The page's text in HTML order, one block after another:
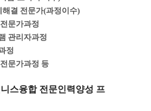
결 전문가(과정이수)
문가과정
관리자과정
정
문가과정 등
스융합 전문인력양성 프